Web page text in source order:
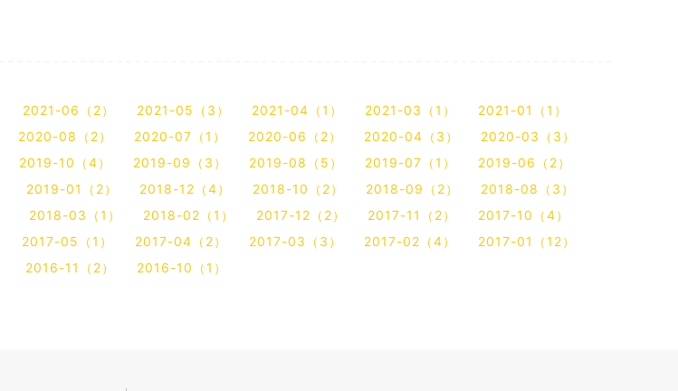
2021-06（2） 2021-05（3） 2021-04（1） 2021-03（1）
2021-01（1）
2020-08（2） 2020-07（1） 2020-06（2） 2020-04（3）
2020-03（3）
2019-10（4） 2019-09（3） 2019-08（5） 2019-07（1）
2019-06（2）
2019-01（2） 2018-12（4） 2018-10（2） 2018-09（2）
2018-08（3）
2018-03（1） 2018-02（1） 2017-12（2） 2017-11（2）
2017-10（4）
2017-05（1） 2017-04（2） 2017-03（3） 2017-02（4）
2017-01（12）
2016-11（2） 2016-10（1）